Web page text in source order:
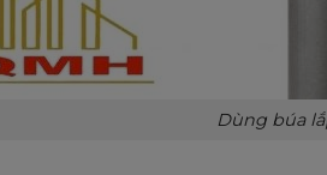
Dùng búa